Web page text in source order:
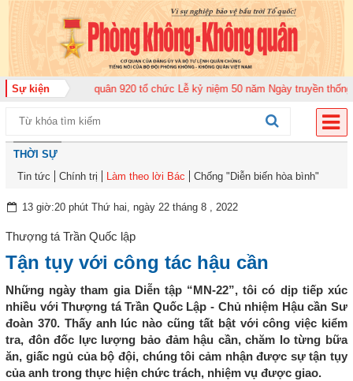
Sự kiện
đoàn Không quân 920 tổ chức Lễ kỷ niệm 50 năm Ngày truyền thống (12-
THỜI SỰ
Tin tức
Chính trị Làm theo lời Bác Chống "Diễn biến hòa bình"
13 giờ:20 phút Thứ hai, ngày 22 tháng 8 , 2022
Thượng tá Trần Quốc lập
Tận tụy với công tác hậu cần
Những ngày tham gia Diễn tập “MN-22”, tôi có dịp tiếp xúc
nhiều với Thượng tá Trần Quốc Lập - Chủ nhiệm Hậu cần Sư
đoàn 370. Thấy anh lúc nào cũng tất bật với công việc kiểm
tra, đôn đốc lực lượng bảo đảm hậu cần, chăm lo từng bữa
ăn, giấc ngủ của bộ đội, chúng tôi cảm nhận được sự tận tụy
của anh trong thực hiện chức trách, nhiệm vụ được giao.